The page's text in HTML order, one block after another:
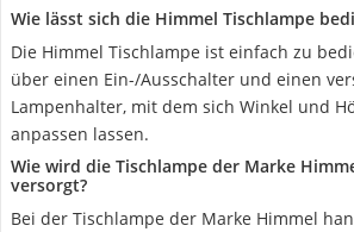
Wie lässt sich die Himmel Tischlampe
Die Himmel Tischlampe ist einfach zu
über einen Ein-/Ausschalter und einen
Lampenhalter, mit dem sich Winkel und
anpassen lassen.
Wie wird die Tischlampe der Marke
versorgt?
Bei der Tischlampe der Marke Himmel